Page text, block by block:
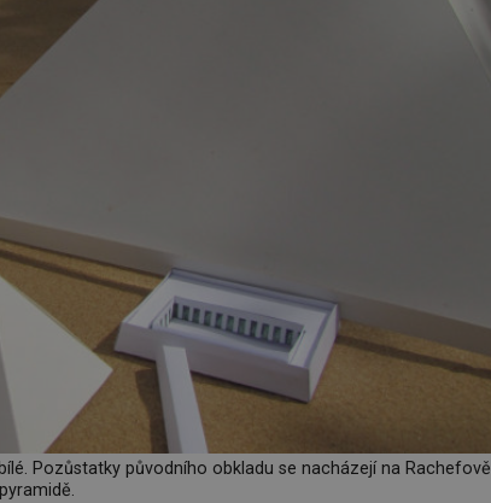
Pozůstatky původního obkladu se nacházejí na Rachefově
pyramidě.